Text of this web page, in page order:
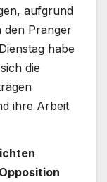
aufgrund
den Pranger
habe
die
ihre Arbeit